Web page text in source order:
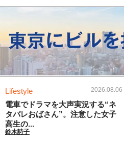
Lifestyle 2026.08.06
電車でドラマを大声実況する“ネ
タバレおばさん”。注意した女子
高生の...
鈴木詩子